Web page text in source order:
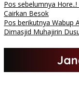
Pos sebelumnya
Cairkan Besok
Pos berikutnya Wabup
Dimasjid Muhajirin